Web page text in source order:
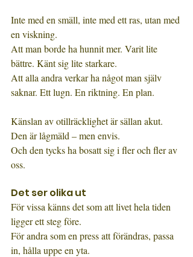
Inte med en smäll, inte med ett ras, utan med
en viskning.
Att man borde ha hunnit mer. Varit lite
bättre. Känt sig lite starkare.
Att alla andra verkar ha något man själv
saknar. Ett lugn. En riktning. En plan.
Känslan av otillräcklighet är sällan akut.
Den är lågmäld – men envis.
Och den tycks ha bosatt sig i fler och fler av
oss.
Det ser olika ut
För vissa känns det som att livet hela tiden
ligger ett steg före.
För andra som en press att förändras, passa
in, hålla uppe en yta.